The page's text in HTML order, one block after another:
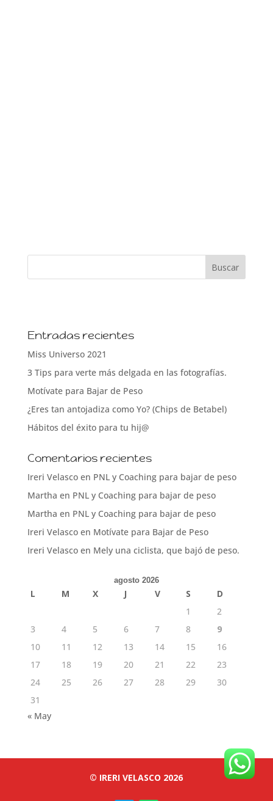
Entradas recientes
Miss Universo 2021
3 Tips para verte más delgada en las fotografías.
Motívate para Bajar de Peso
¿Eres tan antojadiza como Yo? (Chips de Betabel)
Hábitos del éxito para tu hij@
Comentarios recientes
Ireri Velascoen PNL y Coaching para bajar de peso
Martha en PNL y Coaching para bajar de peso
Martha en PNL y Coaching para bajar de peso
Ireri Velascoen Motívate para Bajar de Peso
Ireri Velascoen Mely una ciclista, que bajó de peso.
agosto 2026
L M X J V S
D
1
2
3
4 5 6 7 8
9
10
11 12 13 14 15
16
17
18 19 20 21 22
23
24
25 26 27 28 29
30
31
« May
© IRERI VELASCO 2026